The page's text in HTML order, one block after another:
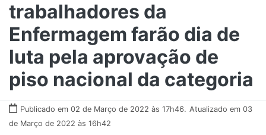
trabalhadores da
Enfermagem farão dia de
luta pela aprovação de
piso nacional da categoria
Publicado em 02 de Março de 2022 às 17h46. Atualizado em 03
de Março de 2022 às 16h42